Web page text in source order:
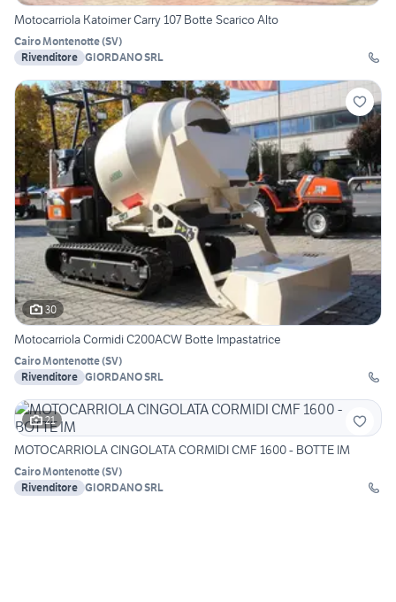
Motocarriola Katoimer Carry 107 Botte Scarico Alto
Cairo Montenotte(SV)
Rivenditore GIORDANO SRL
30
Motocarriola Cormidi C200ACW Botte Impastatrice
Cairo Montenotte(SV)
Rivenditore GIORDANO SRL
21
MOTOCARRIOLA CINGOLATA CORMIDI CMF 1600 - BOTTE IM
Cairo Montenotte(SV)
Rivenditore GIORDANO SRL